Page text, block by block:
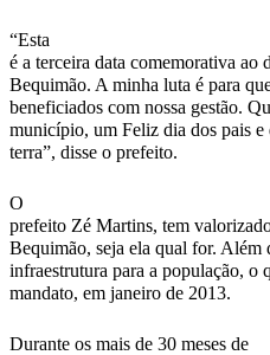
“Esta
é a terceira data comemorativa ao
Bequimão. A minha luta é para
beneficiados com nossa gestão.
município, um Feliz dia dos pais e
terra”, disse o prefeito.
O
prefeito Zé Martins, tem
Bequimão, seja ela qual for. Além
infraestrutura para a população, o
mandato, em janeiro de 2013.
Durante os mais de 30 meses de